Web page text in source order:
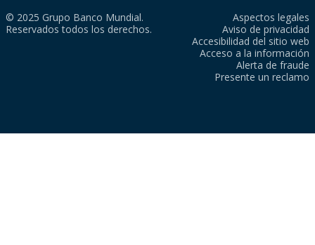
© 2025 Grupo Banco Mundial.
Reservados todos los derechos.
Aspectos legales
Aviso de privacidad
Accesibilidad del sitio web
Acceso a la información
Alerta de fraude
Presente un reclamo